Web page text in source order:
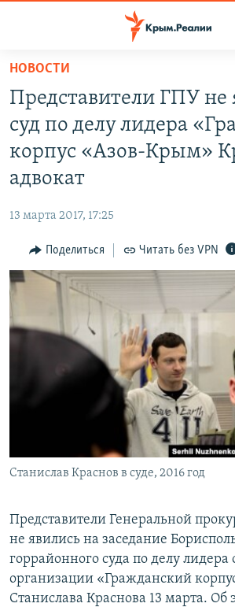
Вернуться
основному
содержанию
Вернутся
главной
Вернутся
поиску
СПЕЦПРОЕКТЫ
ВОДА
ИНТЕРАКТИВ
ИНФОГРАФИКА
ТЕЛЕПРОЕКТ КРЫМ.РЕАЛИИ
ПРОПАВШИЕ БЕЗ ВЕСТИ
ПОБЕДИТЕЛЕЙ НЕ СУДЯТ?
КРЫМ.НЕПОКОРЕННЫЙ
УКРАИНСКАЯ ПРОБЛЕМА КРЫМА
РАДІО СВОБОДА
КАК ОБОЙТИ БЛОКИРОВКУ
Українською
Qırımtatar
ПРИСОЕДИНЯЙТЕСЬ!
Все сайты RFE/RL
НОВОСТИ
Представители ГПУ не
суд по делу лидера
корпус «Азов-Крым»
адвокат
13 марта 2017, 17:25
Поделиться Читать без VPN
Станислав Краснов в суде, 2016 год
Представители Генеральной
не явились на заседание
горрайонного суда по делу
организации «Гражданский
Станислава Краснова 13 марта. Об